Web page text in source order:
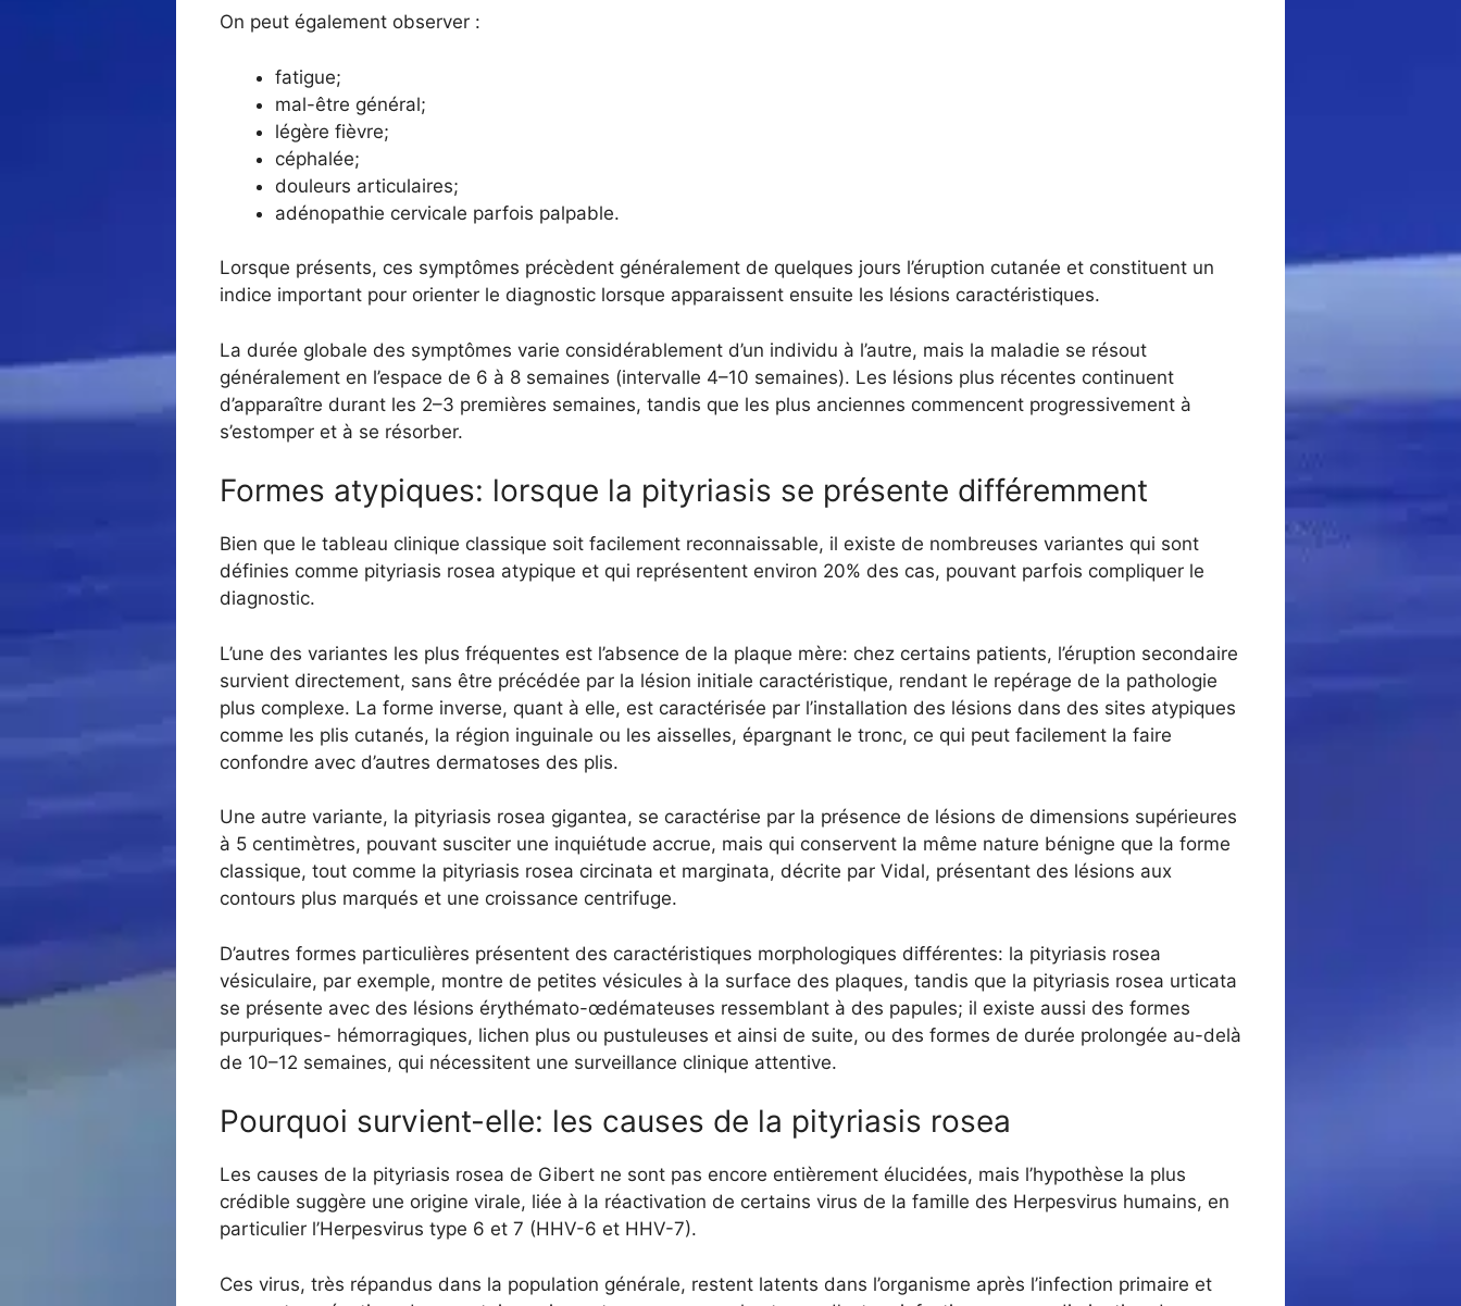
On peut également observer :
fatigue;
mal-être général;
légère fièvre;
céphalée;
douleurs articulaires;
adénopathie cervicale parfois palpable.
Lorsque présents, ces symptômes précèdent généralement de quelques jours l’éruption cutanée et constituent un
indice important pour orienter le diagnostic lorsque apparaissent ensuite les lésions caractéristiques.
La durée globale des symptômes varie considérablement d’un individu à l’autre, mais la maladie se résout
généralement en l’espace de 6 à 8 semaines (intervalle 4–10 semaines). Les lésions plus récentes continuent
d’apparaître durant les 2–3 premières semaines, tandis que les plus anciennes commencent progressivement à
s’estomper et à se résorber.
Formes atypiques: lorsque la pityriasis se présente différemment
Bien que le tableau clinique classique soit facilement reconnaissable, il existe de nombreuses variantes qui sont
définies comme pityriasis rosea atypique et qui représentent environ 20% des cas, pouvant parfois compliquer le
diagnostic.
L’une des variantes les plus fréquentes est l’absence de la plaque mère: chez certains patients, l’éruption secondaire
survient directement, sans être précédée par la lésion initiale caractéristique, rendant le repérage de la pathologie
plus complexe. La forme inverse, quant à elle, est caractérisée par l’installation des lésions dans des sites atypiques
comme les plis cutanés, la région inguinale ou les aisselles, épargnant le tronc, ce qui peut facilement la faire
confondre avec d’autres dermatoses des plis.
Une autre variante, la pityriasis rosea gigantea, se caractérise par la présence de lésions de dimensions supérieures
à 5 centimètres, pouvant susciter une inquiétude accrue, mais qui conservent la même nature bénigne que la forme
classique, tout comme la pityriasis rosea circinata et marginata, décrite par Vidal, présentant des lésions aux
contours plus marqués et une croissance centrifuge.
D’autres formes particulières présentent des caractéristiques morphologiques différentes: la pityriasis rosea
vésiculaire, par exemple, montre de petites vésicules à la surface des plaques, tandis que la pityriasis rosea urticata
se présente avec des lésions érythémato-œdémateuses ressemblant à des papules; il existe aussi des formes
purpuriques- hémorragiques, lichen plus ou pustuleuses et ainsi de suite, ou des formes de durée prolongée au-delà
de 10–12 semaines, qui nécessitent une surveillance clinique attentive.
Pourquoi survient-elle: les causes de la pityriasis rosea
Les causes de la pityriasis rosea de Gibert ne sont pas encore entièrement élucidées, mais l’hypothèse la plus
crédible suggère une origine virale, liée à la réactivation de certains virus de la famille des Herpesvirus humains, en
particulier l’Herpesvirus type 6 et 7 (HHV-6 et HHV-7).
Ces virus, très répandus dans la population générale, restent latents dans l’organisme après l’infection primaire et